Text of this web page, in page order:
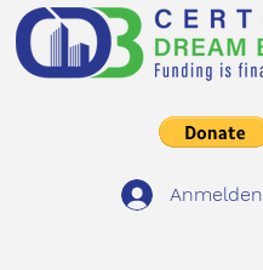
Anmelden